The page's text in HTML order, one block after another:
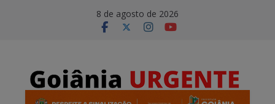
8 de agosto de 2026
modal-check